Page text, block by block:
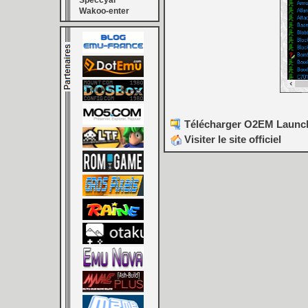
Wakoo-enter
Télécharger O2EM
Visiter le site officiel